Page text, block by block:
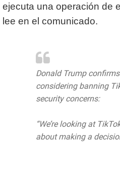
ejecuta una operación de
lee en el comunicado.
Donald Trump
considering banning
security concerns:
“We’re looking at
about making a